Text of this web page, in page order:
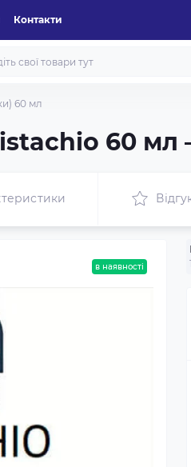
Контакти
60 мл
60
в наявності